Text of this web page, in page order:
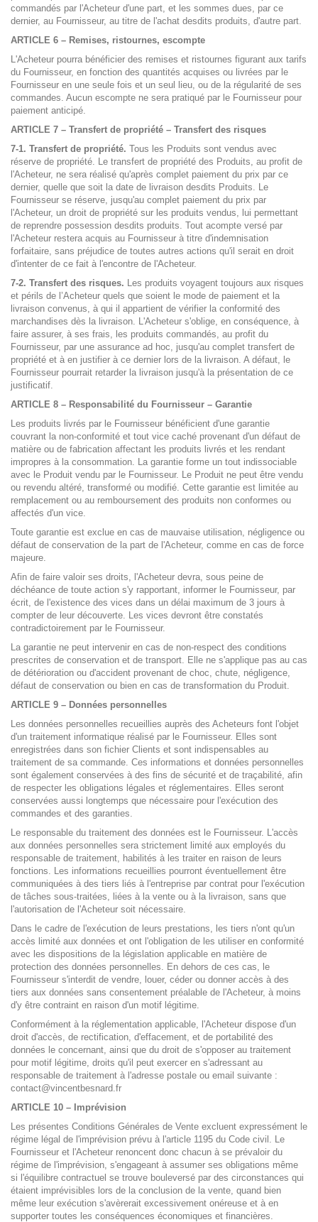
commandés par l'Acheteur d'une part, et les sommes dues, par ce
dernier, au Fournisseur, au titre de l'achat desdits produits, d'autre part.
ARTICLE 6 – Remises, ristournes, escompte
L'Acheteur pourra bénéficier des remises et ristournes figurant aux tarifs
du Fournisseur, en fonction des quantités acquises ou livrées par le
Fournisseur en une seule fois et un seul lieu, ou de la régularité de ses
commandes. Aucun escompte ne sera pratiqué par le Fournisseur pour
paiement anticipé.
ARTICLE 7 – Transfert de propriété – Transfert des risques
7-1. Transfert de propriété. Tous les Produits sont vendus avec
réserve de propriété. Le transfert de propriété des Produits, au profit de
l'Acheteur, ne sera réalisé qu'après complet paiement du prix par ce
dernier, quelle que soit la date de livraison desdits Produits. Le
Fournisseur se réserve, jusqu'au complet paiement du prix par
l'Acheteur, un droit de propriété sur les produits vendus, lui permettant
de reprendre possession desdits produits. Tout acompte versé par
l'Acheteur restera acquis au Fournisseur à titre d'indemnisation
forfaitaire, sans préjudice de toutes autres actions qu'il serait en droit
d'intenter de ce fait à l'encontre de l'Acheteur.
7-2. Transfert des risques. Les produits voyagent toujours aux risques
et périls de l’Acheteur quels que soient le mode de paiement et la
livraison convenus, à qui il appartient de vérifier la conformité des
marchandises dès la livraison. L'Acheteur s'oblige, en conséquence, à
faire assurer, à ses frais, les produits commandés, au profit du
Fournisseur, par une assurance ad hoc, jusqu'au complet transfert de
propriété et à en justifier à ce dernier lors de la livraison. A défaut, le
Fournisseur pourrait retarder la livraison jusqu'à la présentation de ce
justificatif.
ARTICLE 8 – Responsabilité du Fournisseur – Garantie
Les produits livrés par le Fournisseur bénéficient d'une garantie
couvrant la non-conformité et tout vice caché provenant d'un défaut de
matière ou de fabrication affectant les produits livrés et les rendant
impropres à la consommation. La garantie forme un tout indissociable
avec le Produit vendu par le Fournisseur. Le Produit ne peut être vendu
ou revendu altéré, transformé ou modifié. Cette garantie est limitée au
remplacement ou au remboursement des produits non conformes ou
affectés d'un vice.
Toute garantie est exclue en cas de mauvaise utilisation, négligence ou
défaut de conservation de la part de l'Acheteur, comme en cas de force
majeure.
Afin de faire valoir ses droits, l'Acheteur devra, sous peine de
déchéance de toute action s'y rapportant, informer le Fournisseur, par
écrit, de l'existence des vices dans un délai maximum de 3 jours à
compter de leur découverte. Les vices devront être constatés
contradictoirement par le Fournisseur.
La garantie ne peut intervenir en cas de non-respect des conditions
prescrites de conservation et de transport. Elle ne s'applique pas au cas
de détérioration ou d'accident provenant de choc, chute, négligence,
défaut de conservation ou bien en cas de transformation du Produit.
ARTICLE 9 – Données personnelles
Les données personnelles recueillies auprès des Acheteurs font l'objet
d'un traitement informatique réalisé par le Fournisseur. Elles sont
enregistrées dans son fichier Clients et sont indispensables au
traitement de sa commande. Ces informations et données personnelles
sont également conservées à des fins de sécurité et de traçabilité, afin
de respecter les obligations légales et réglementaires. Elles seront
conservées aussi longtemps que nécessaire pour l'exécution des
commandes et des garanties.
Le responsable du traitement des données est le Fournisseur. L'accès
aux données personnelles sera strictement limité aux employés du
responsable de traitement, habilités à les traiter en raison de leurs
fonctions. Les informations recueillies pourront éventuellement être
communiquées à des tiers liés à l'entreprise par contrat pour l'exécution
de tâches sous-traitées, liées à la vente ou à la livraison, sans que
l'autorisation de l'Acheteur soit nécessaire.
Dans le cadre de l'exécution de leurs prestations, les tiers n'ont qu'un
accès limité aux données et ont l'obligation de les utiliser en conformité
avec les dispositions de la législation applicable en matière de
protection des données personnelles. En dehors de ces cas, le
Fournisseur s'interdit de vendre, louer, céder ou donner accès à des
tiers aux données sans consentement préalable de l'Acheteur, à moins
d'y être contraint en raison d'un motif légitime.
Conformément à la réglementation applicable, l'Acheteur dispose d'un
droit d'accès, de rectification, d'effacement, et de portabilité des
données le concernant, ainsi que du droit de s'opposer au traitement
pour motif légitime, droits qu'il peut exercer en s'adressant au
responsable de traitement à l'adresse postale ou email suivante :
contact@vincentbesnard.fr
ARTICLE 10 – Imprévision
Les présentes Conditions Générales de Vente excluent expressément le
régime légal de l'imprévision prévu à l'article 1195 du Code civil. Le
Fournisseur et l'Acheteur renoncent donc chacun à se prévaloir du
régime de l'imprévision, s'engageant à assumer ses obligations même
si l'équilibre contractuel se trouve bouleversé par des circonstances qui
étaient imprévisibles lors de la conclusion de la vente, quand bien
même leur exécution s'avèrerait excessivement onéreuse et à en
supporter toutes les conséquences économiques et financières.